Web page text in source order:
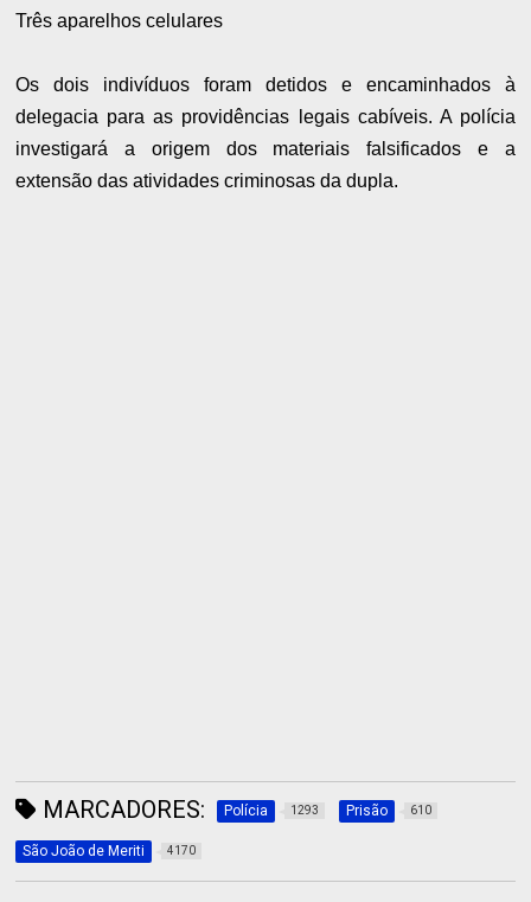
Três aparelhos celulares
Os dois indivíduos foram detidos e encaminhados à
delegacia para as providências legais cabíveis. A polícia
investigará a origem dos materiais falsificados e a
extensão das atividades criminosas da dupla.
MARCADORES: Polícia 1293 Prisão 610
São João de Meriti 4170